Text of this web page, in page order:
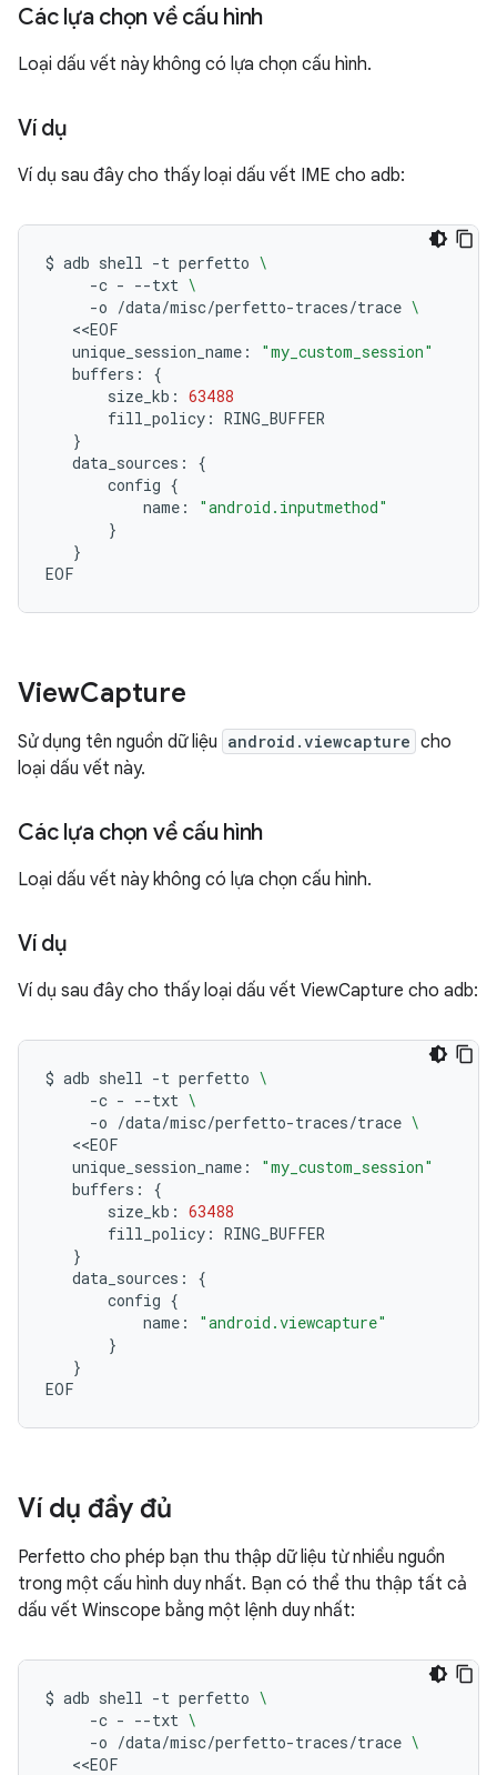
Các lựa chọn về cấu hình
Loại dấu vết này không có lựa chọn cấu hình.
Ví dụ
Ví dụ sau đây cho thấy loại dấu vết IME cho adb:
$ adb shell -t perfetto \
-c - --txt \
-o /data/misc/perfetto-traces/trace \
unique_session_name:
"my_custom_session"
buffers:
{
size_kb: 63488
fill_policy:
}
data_sources:
{
config {
name:
"android.inputmethod"
}
}
ViewCapture
Sử dụng tên nguồn dữ liệu android.viewcapture cho
loại dấu vết này.
Các lựa chọn về cấu hình
Loại dấu vết này không có lựa chọn cấu hình.
Ví dụ
Ví dụ sau đây cho thấy loại dấu vết ViewCapture cho adb:
$ adb shell -t perfetto \
-c - --txt \
-o /data/misc/perfetto-traces/trace \
unique_session_name:
"my_custom_session"
buffers:
{
size_kb: 63488
fill_policy:
}
data_sources:
{
config {
name:
"android.viewcapture"
}
}
Ví dụ đầy đủ
Perfetto cho phép bạn thu thập dữ liệu từ nhiều nguồn
trong một cấu hình duy nhất. Bạn có thể thu thập tất cả
dấu vết Winscope bằng một lệnh duy nhất:
$ adb shell -t perfetto \
-c - --txt \
-o /data/misc/perfetto-traces/trace \